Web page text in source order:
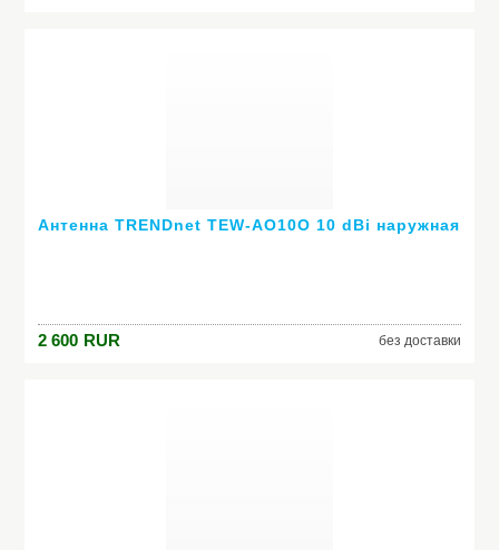
Антенна TRENDnet TEW-AO10O 10 dBi наружная
2 600 RUR без доставки